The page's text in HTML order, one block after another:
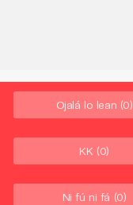
Ojalá lo lean (0)
KK (0)
Ni fú ni fá (0)